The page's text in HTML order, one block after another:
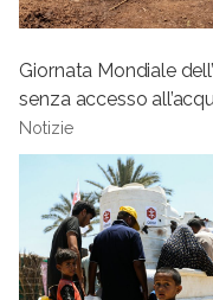
Giornata Mondiale
senza accesso
Notizie